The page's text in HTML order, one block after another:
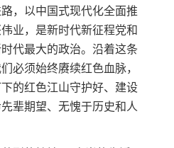
，以中国式现代化全面推
业，是新时代新征程党和
代最大的政治。沿着这条
必须始终赓续红色血脉，
的红色江山守护好、建设
辈期望、无愧于历史和人